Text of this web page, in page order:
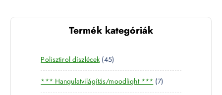
Termék kategóriák
Polisztirol díszlécek 454
5
t
*** Hangulatvilágítás/moodlight *** 77
t